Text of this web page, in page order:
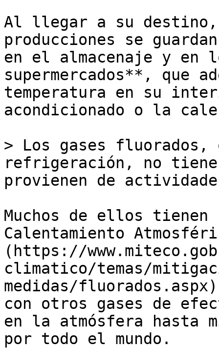
Al llegar a su destino,
producciones se
en el almacenaje y en
supermercados**, que
temperatura en su
acondicionado o la
> Los gases
refrigeración, no
provienen de
Muchos de ellos
Calentamiento
(https://
climatico/temas/
medidas/
con otros gases de
en la atmósfera hasta
por todo el mundo.